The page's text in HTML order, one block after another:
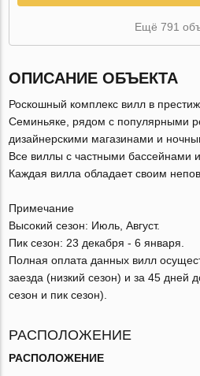
Ещё 791
ОПИСАНИЕ ОБЪЕКТА
Роскошный комплекс вилл в
Семиньяке, рядом с популярными
дизайнерскими магазинами и
Все виллы с частными бассейнами
Каждая вилла обладает своим
Примечание
Высокий сезон: Июль, Август.
Пик сезон: 23 декабря - 6 января.
Полная оплата данных вилл
заезда (низкий сезон) и за 45 дней
сезон и пик сезон).
РАСПОЛОЖЕНИЕ
РАСПОЛОЖЕНИЕ